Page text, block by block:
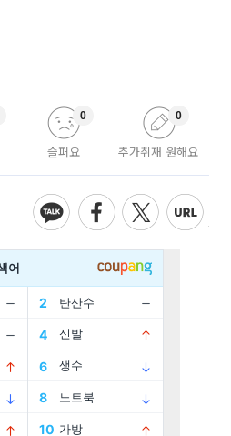
슬퍼요
0
추가취재 원해요
0